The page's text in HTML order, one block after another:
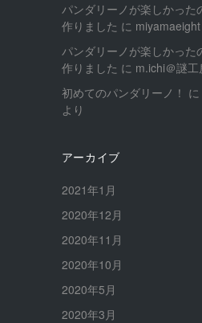
パンダリーノが楽しかった
作りました に miyamaeight
パンダリーノが楽しかった
作りました に m.ichi＠謎工
初めてのパンダリーノ！ に
より
アーカイブ
2021年1月
2020年12月
2020年11月
2020年10月
2020年5月
2020年3月